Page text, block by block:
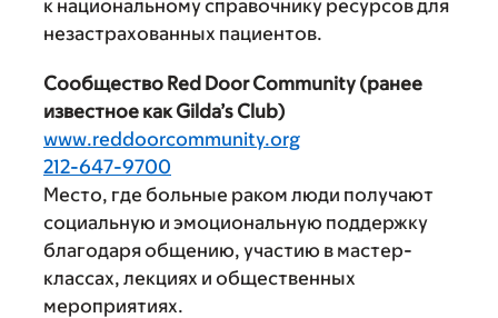
к национальному справочнику ресурсов для
незастрахованных пациентов.
Сообщество Red Door Community (ранее
известное как Gilda’s Club)
www.reddoorcommunity.org
212-647-9700
Место, где больные раком люди получают
социальную и эмоциональную поддержку
благодаря общению, участию в мастер-
классах, лекциях и общественных
мероприятиях.